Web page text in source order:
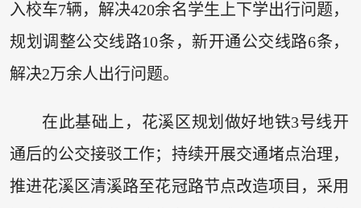
入校车7辆，解决420余名学生上下学出行问题，
规划调整公交线路10条，新开通公交线路6条，
解决2万余人出行问题。
在此基础上，花溪区规划做好地铁3号线开
通后的公交接驳工作；持续开展交通堵点治理，
推进花溪区清溪路至花冠路节点改造项目，采用